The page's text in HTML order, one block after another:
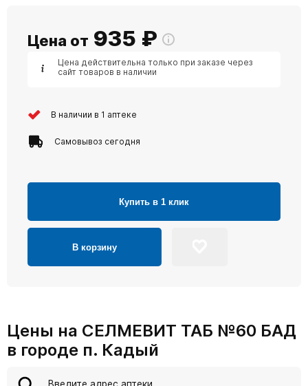
Цена от 935 ₽
Цена действительна только при заказе через
сайт товаров в наличии
В наличии в 1 аптеке
Самовывоз сегодня
Купить в 1 клик
В корзину
Цены на СЕЛМЕВИТ ТАБ №60 БАД
в городе п. Кадый